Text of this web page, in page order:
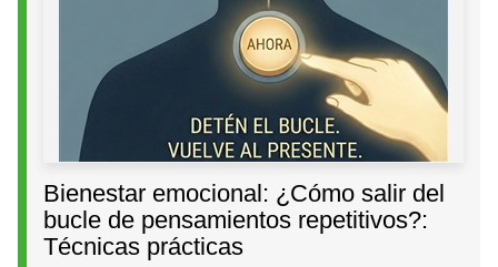
Bienestar emocional: ¿Cómo salir del
bucle de pensamientos repetitivos?:
Técnicas prácticas